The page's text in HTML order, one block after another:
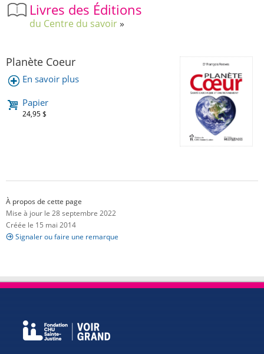
Livres des Éditions
du Centre du savoir
Planète Coeur
En savoir plus
Papier
24,95 $
À propos de cette page
Mise à jour le 28 septembre 2022
Créée le 15 mai 2014
Signaler ou faire une remarque